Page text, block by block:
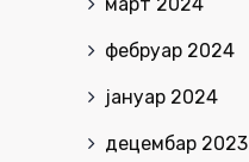
март 2024
фебруар 2024
јануар 2024
децембар 2023